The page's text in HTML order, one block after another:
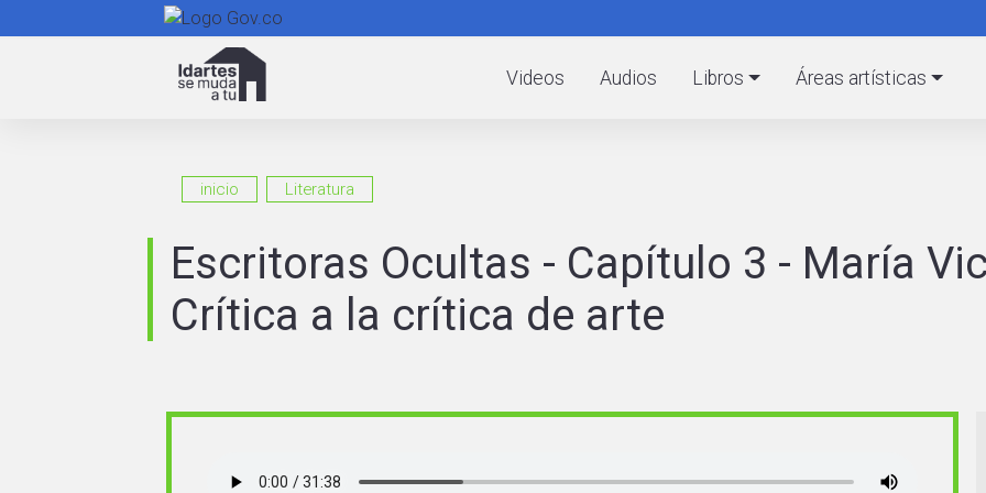
al
contenido
Videos Audios Libros Áreas artísticas
inicio Literatura
Escritoras Ocultas - Capítulo 3 - María
Crítica a la crítica de arte